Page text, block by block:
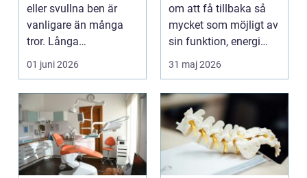
eller svullna ben är
vanligare än många
tror. Långa
arbetsdagar på hårda
golv, ...
01 juni 2026
om att få tillbaka så
mycket som möjligt av
sin funktion, energi
och trygghet...
31 maj 2026